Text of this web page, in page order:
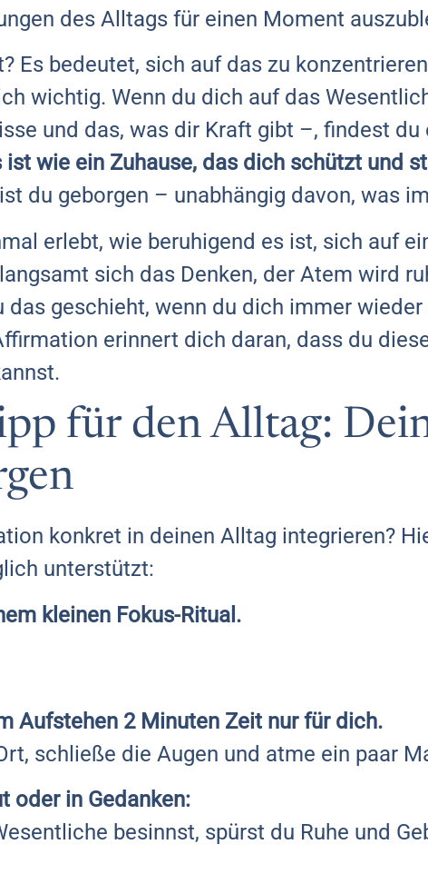
des Alltags für einen Moment
Es bedeutet, sich auf das zu
wichtig. Wenn du dich auf das
und das, was dir Kraft gibt –, findest du
ist wie ein Zuhause, das dich schützt und
du geborgen – unabhängig davon, was
erlebt, wie beruhigend es ist, sich auf
sich das Denken, der Atem wird
das geschieht, wenn du dich immer
erinnert dich daran, dass du
für den Alltag:
konkret in deinen Alltag integrieren?
unterstützt:
kleinen Fokus-Ritual.
Aufstehen 2 Minuten Zeit nur für dich.
schließe die Augen und atme ein paar
oder in Gedanken:
besinnst, spürst du Ruhe und